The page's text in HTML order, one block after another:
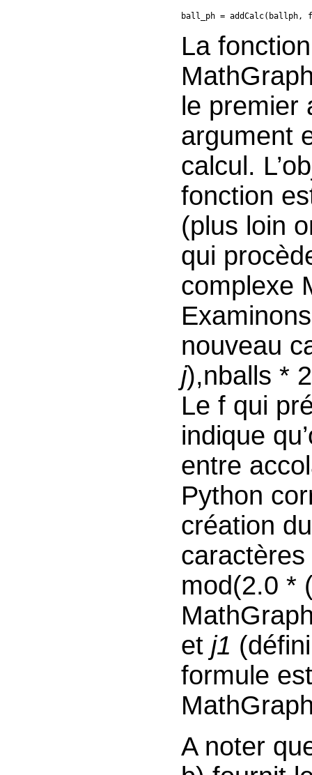
ball_ph =
La
le premier
argument
calcul.
fonction
(plus loin
qui
complexe
nouveau
j),nballs *
Le f qui
indique
entre
Python
création
mod(2.0 *
et j1
formule
A noter